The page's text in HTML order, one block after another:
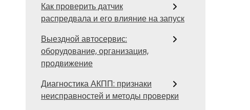
Как проверить датчик
распредвала и его влияние на запуск
Выездной автосервис:
оборудование, организация,
продвижение
Диагностика АКПП: признаки
неисправностей и методы проверки